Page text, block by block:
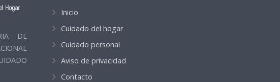
DE
Inicio
Cuidado del hogar
Cuidado personal
Aviso de privacidad
Contacto